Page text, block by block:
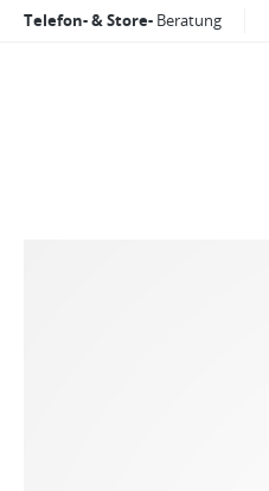
Telefon- & Store- Beratung